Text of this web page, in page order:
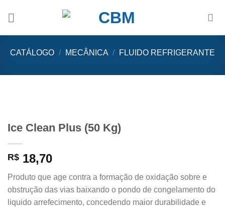
CATÁLOGO / MECÂNICA / FLUIDO REFRIGERANTE
Ice Clean Plus (50 Kg)
R$ 18,70
Produto que age contra a formação de oxidação sobre e
obstrução das vias baixando o pondo de congelamento do
liquido arrefecimento, concedendo maior durabilidade e